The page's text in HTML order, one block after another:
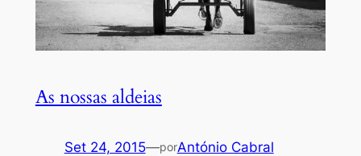
As nossas aldeias
Set 24, 2015—porAntónio Cabral